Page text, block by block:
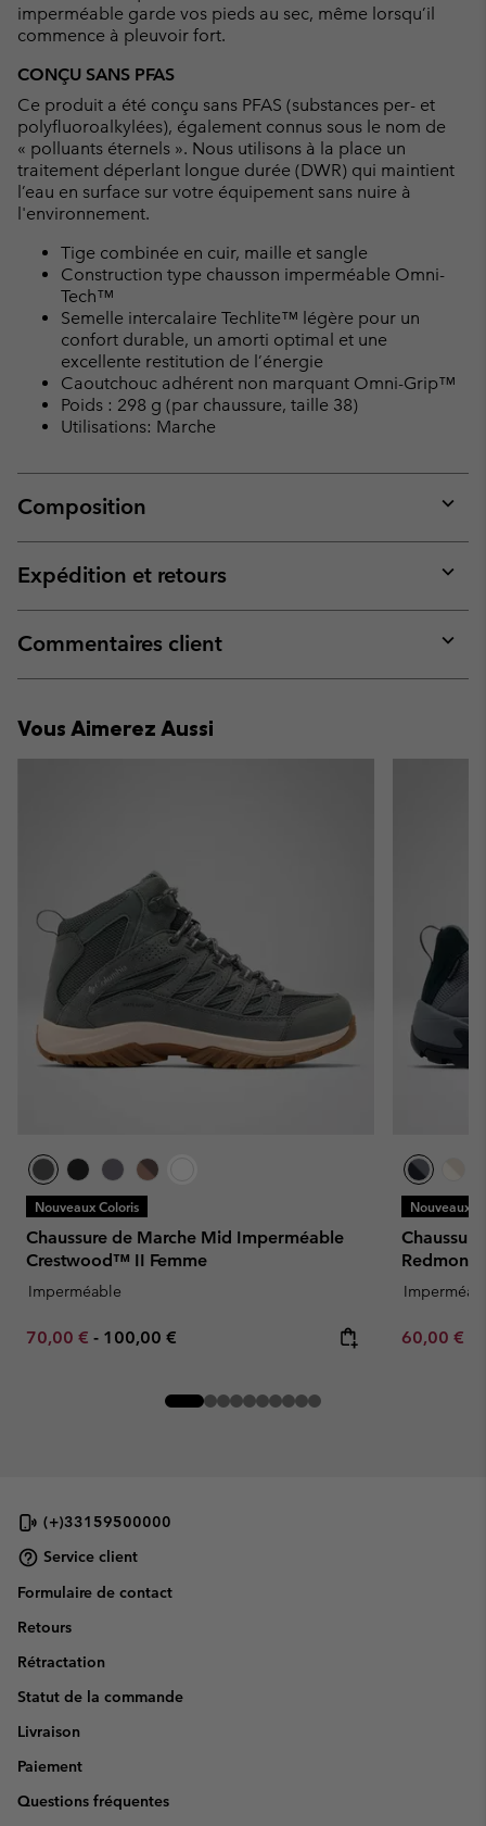
imperméable garde vos pieds au sec, même lorsqu’il
commence à pleuvoir fort.
CONÇU SANS PFAS
Ce produit a été conçu sans PFAS (substances per- et
polyfluoroalkylées), également connus sous le nom de
« polluants éternels ». Nous utilisons à la place un
traitement déperlant longue durée (DWR) qui maintient
l’eau en surface sur votre équipement sans nuire à
l'environnement.
Tige combinée en cuir, maille et sangle
Construction type chausson imperméable Omni-
Tech™
Semelle intercalaire Techlite™ légère pour un
confort durable, un amorti optimal et une
excellente restitution de l’énergie
Caoutchouc adhérent non marquant Omni-Grip™
Poids : 298 g (par chaussure, taille 38)
Utilisations: Marche
Composition
or
Expédition et retours
or
Commentaires client
or
Vous Aimerez Aussi
Nouveaux Coloris
Chaussure de Marche Mid Imperméable
Crestwood™ II Femme
Imperméable
Minimum sale price:
70,00 € - Maximum price:
100,00 €
Nouveaux
Minimum
60,00 €
(+)33159500000
Service client
Formulaire de contact
Retours
Rétractation
Statut de la commande
Livraison
Paiement
Questions fréquentes